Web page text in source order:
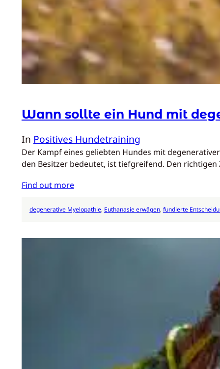
Wann sollte ein Hund mit
In Positives Hundetraining
Der Kampf eines geliebten Hundes mit
den Besitzer bedeutet, ist tiefgreifend. Den
Find out more
degenerative Myelopathie, Euthanasie erwägen, fundierte